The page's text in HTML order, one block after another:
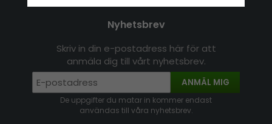
Nyhetsbrev
Skriv in din e-postadress här för att
anmäla dig till vårt nyhetsbrev.
ANMÄL MIG
De uppgifter du matar in kommer endast
användas till våra nyhetsbrev.